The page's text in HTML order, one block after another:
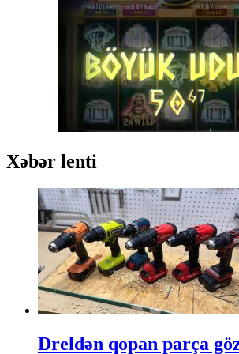
Xəbər lenti
Dreldən qopan parça